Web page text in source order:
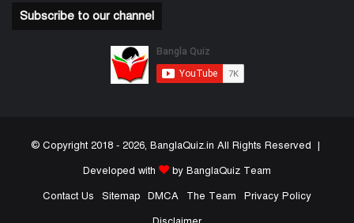
Subscribe to our channel
© Copyright 2018 - 2026, BanglaQuiz.in All Rights Reserved |
Developed with
by BanglaQuiz Team
Contact Us
Sitemap DMCA The Team
Privacy Policy